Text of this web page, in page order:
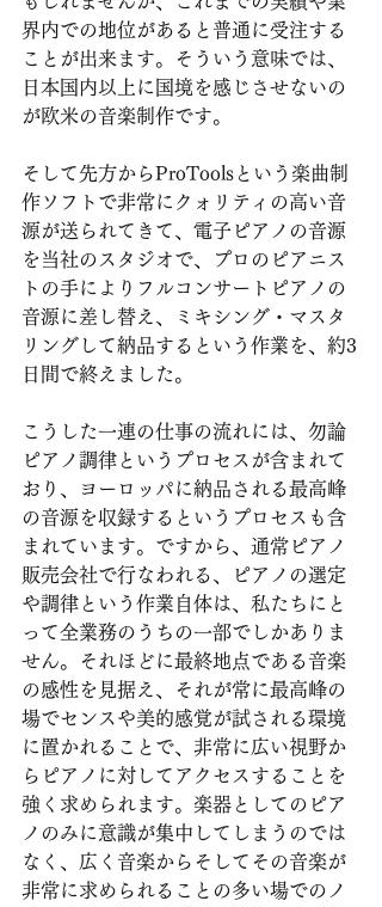
界内での地位があると普通に受注する
ことが出来ます。そういう意味では、
日本国内以上に国境を感じさせないの
が欧米の音楽制作です。
そして先方からProToolsという楽曲制
作ソフトで非常にクォリティの高い音
源が送られてきて、電子ピアノの音源
を当社のスタジオで、プロのピアニス
トの手によりフルコンサートピアノの
音源に差し替え、ミキシング・マスタ
リングして納品するという作業を、約3
日間で終えました。
こうした一連の仕事の流れには、勿論
ピアノ調律というプロセスが含まれて
おり、ヨーロッパに納品される最高峰
の音源を収録するというプロセスも含
まれています。ですから、通常ピアノ
販売会社で行なわれる、ピアノの選定
や調律という作業自体は、私たちにと
って全業務のうちの一部でしかありま
せん。それほどに最終地点である音楽
の感性を見据え、それが常に最高峰の
場でセンスや美的感覚が試される環境
に置かれることで、非常に広い視野か
らピアノに対してアクセスすることを
強く求められます。楽器としてのピア
ノのみに意識が集中してしまうのでは
なく、広く音楽からそしてその音楽が
非常に求められることの多い場でのノ